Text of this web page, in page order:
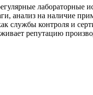
анализ на наличие
службы контроля и
репутацию